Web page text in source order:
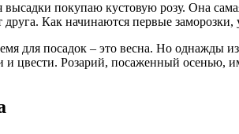
покупаю кустовую розу. Она
Как начинаются первые
для посадок – это весна. Но однажды
и цвести. Розарий, посаженный осенью,